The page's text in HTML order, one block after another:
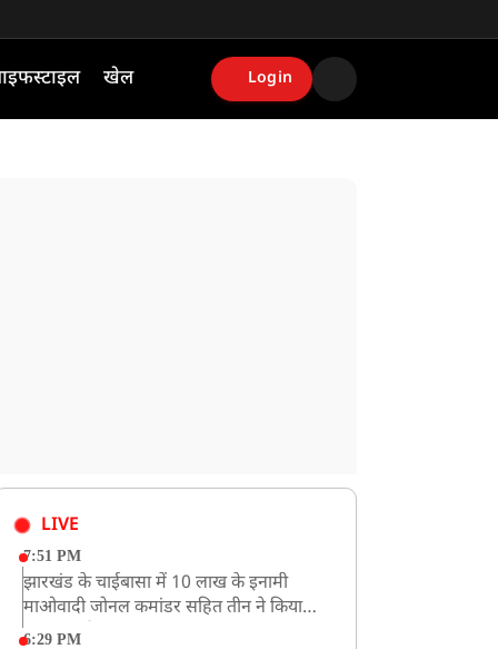
खेल Login
LIVE
7:51 PM
झारखंड के चाईबासा में 10 लाख के इनामी
माओवादी जोनल कमांडर सहित तीन ने किया
आत्मसमर्पण
6:29 PM